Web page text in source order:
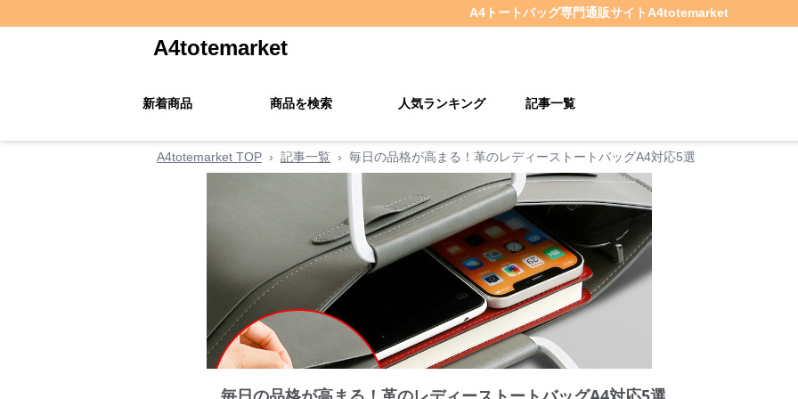
A4トートバッグ専門通販サイト A4totemarket
A4totemarket
新着商品 商品を検索 人気ランキング 記事一覧
A4totemarket TOP › 記事一覧 › 毎日の品格が高まる！革のレディーストートバッグA4対応5選